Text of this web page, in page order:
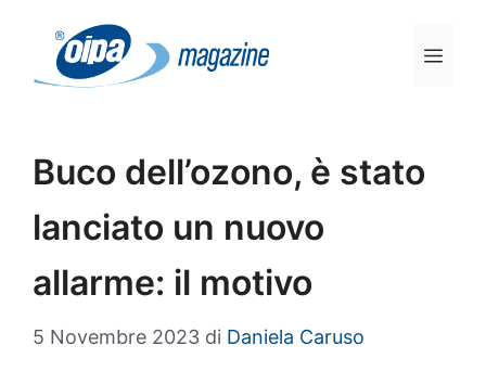
contenuto
Buco dell’ozono, è stato
lanciato un nuovo
allarme: il motivo
5 Novembre 2023 di Daniela Caruso